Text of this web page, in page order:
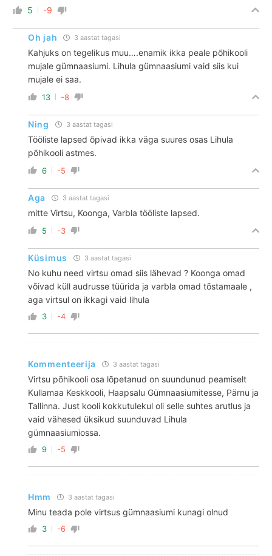
5
-9
Oh jah 3 aastat tagasi
Kahjuks on tegelikus muu….enamik ikka peale põhikooli
mujale gümnaasiumi. Lihula gümnaasiumi vaid siis kui
mujale ei saa.
13 -8
Ning 3 aastat tagasi
Tööliste lapsed õpivad ikka väga suures osas Lihula
põhikooli astmes.
6 -5
Aga 3 aastat tagasi
mitte Virtsu, Koonga, Varbla tööliste lapsed.
5 -3
Küsimus 3 aastat tagasi
No kuhu need virtsu omad siis lähevad ? Koonga omad
võivad küll audrusse tüürida ja varbla omad tõstamaale ,
aga virtsul on ikkagi vaid lihula
3 -4
Kommenteerija 3 aastat tagasi
Virtsu põhikooli osa lõpetanud on suundunud peamiselt
Kullamaa Keskkooli, Haapsalu Gümnaasiumitesse, Pärnu ja
Tallinna. Just kooli kokkutulekul oli selle suhtes arutlus ja
vaid vähesed üksikud suunduvad Lihula
gümnaasiumiossa.
9 -5
Hmm 3 aastat tagasi
Minu teada pole virtsus gümnaasiumi kunagi olnud
3 -6